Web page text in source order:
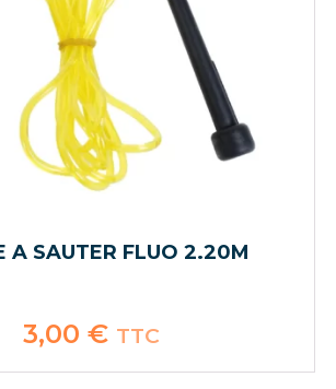
A SAUTER FLUO 2.20M
3,00 € TTC